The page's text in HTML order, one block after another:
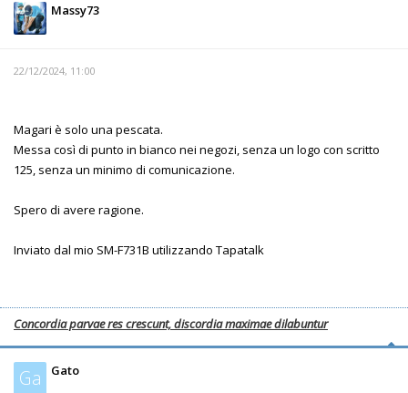
Massy73
22/12/2024, 11:00
Magari è solo una pescata.
Messa così di punto in bianco nei negozi, senza un logo con scritto
125, senza un minimo di comunicazione.
Spero di avere ragione.
Inviato dal mio SM-F731B utilizzando Tapatalk
Concordia parvae res crescunt, discordia maximae dilabuntur
Ga Gato